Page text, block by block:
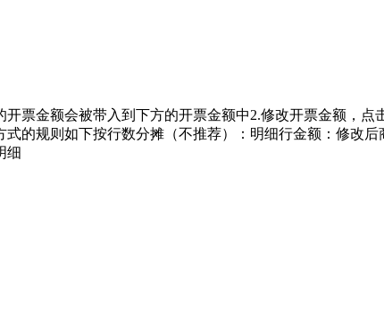
票金额会被带入到下方的开票金额中2.修改开票金额，
的规则如下按行数分摊（不推荐）：明细行金额：修改
细